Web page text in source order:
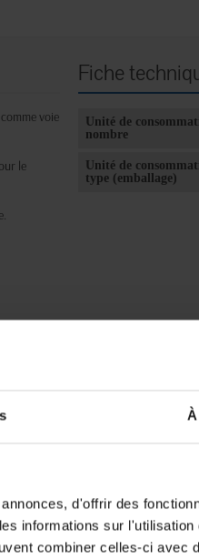
d'offrir des
informations sur
combiner celles-ci avec
voie
le
Fiche
Unité de
nombre
Unité de
type (emballage)